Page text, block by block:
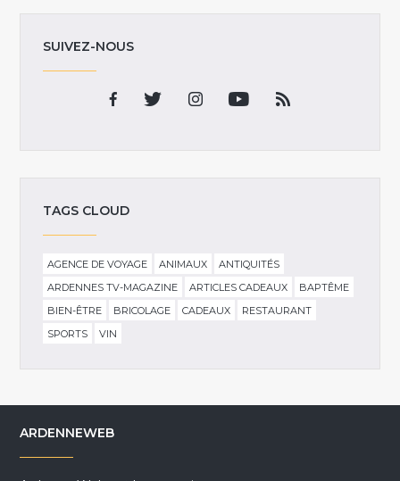
SUIVEZ-NOUS
TAGS CLOUD
AGENCE DE VOYAGE ANIMAUX
ANTIQUITÉS
ARDENNES TV-MAGAZINE
ARTICLES CADEAUX
BAPTÊME
BIEN-ÊTRE
BRICOLAGE CADEAUX
RESTAURANT
SPORTS
VIN
ARDENNEWEB